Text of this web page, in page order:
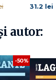
dar nu
este un
povestea
Eu sunt Zlatan,
31.2 lei
autor:
-50%